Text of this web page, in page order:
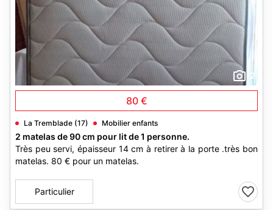
2
80 €
La Tremblade (17) Mobilier enfants
2 matelas de 90 cm pour lit de 1 personne.
Très peu servi, épaisseur 14 cm à retirer à la porte .très bon
matelas. 80 € pour un matelas.
Particulier